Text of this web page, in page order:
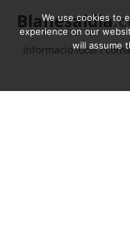
Blanesaldia
Informació local i
We use cookies to
experience on our
will assume